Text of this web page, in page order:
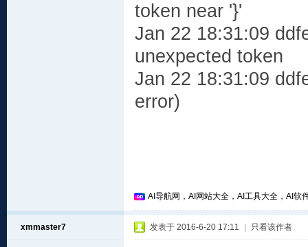
token near '}'
Jan 22 18:31:09
unexpected token
Jan 22 18:31:09
error)
AI导航网，AI网站大全，AI工具大全，AI软
xmmaster7 发表于 2016-6-20 17:11 只看该作者